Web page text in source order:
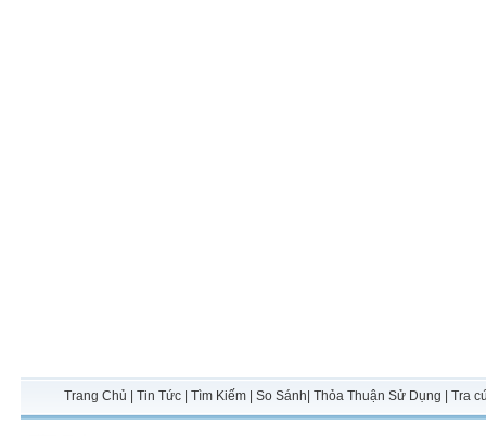
Trang Chủ Tin Tức Tìm Kiếm So Sánh Thỏa Thuận Sử Dụng Tra